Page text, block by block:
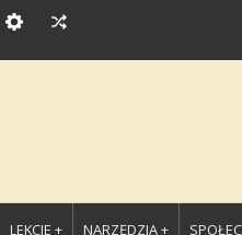
LEKCJE + NARZĘDZIA +